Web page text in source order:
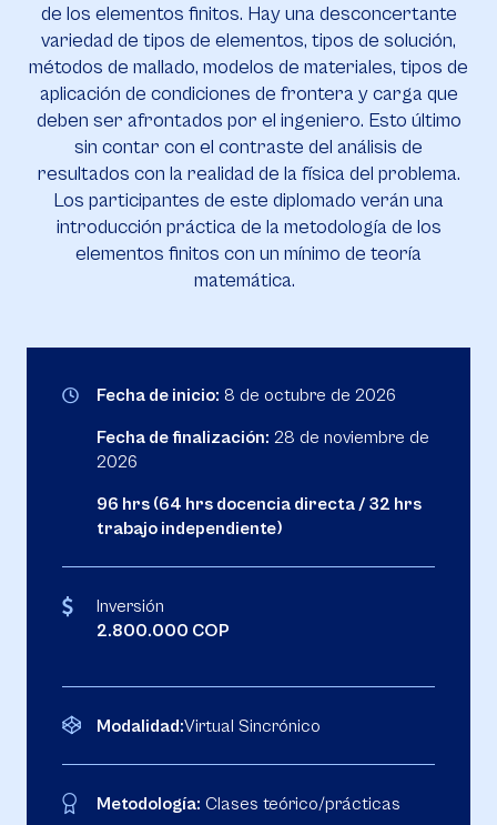
de los elementos finitos. Hay una desconcertante
variedad de tipos de elementos, tipos de solución,
métodos de mallado, modelos de materiales, tipos de
aplicación de condiciones de frontera y carga que
deben ser afrontados por el ingeniero. Esto último
sin contar con el contraste del análisis de
resultados con la realidad de la física del problema.
Los participantes de este diplomado verán una
introducción práctica de la metodología de los
elementos finitos con un mínimo de teoría
matemática.
Fecha de inicio: 8 de octubre de 2026
Fecha de finalización: 28 de noviembre de
2026
96 hrs (64 hrs docencia directa / 32 hrs
trabajo independiente)
Inversión
2.800.000 COP
Modalidad:Virtual Sincrónico
Metodología: Clases teórico/prácticas